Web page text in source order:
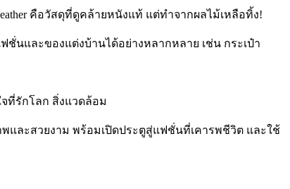
คือวัสดุที่ดูคล้ายหนังแท้ แต่ทำจากผลไม้เหลือทิ้ง!
นและของแต่งบ้านได้อย่างหลากหลาย เช่น กระเป๋า
ที่รักโลก สิ่งแวดล้อม
พและสวยงาม พร้อมเปิดประตูสู่แฟชั่นที่เคารพชีวิต และใช้